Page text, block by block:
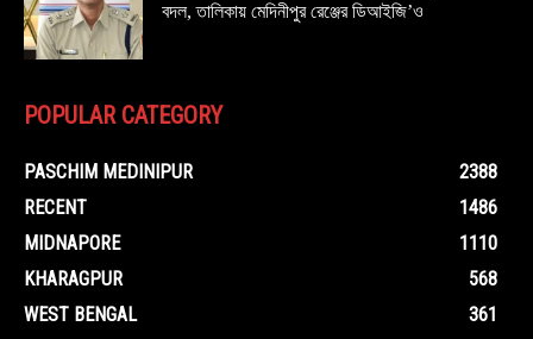
বদল, তালিকায় মেদিনীপুর রেঞ্জের ডিআইজি’ও
POPULAR CATEGORY
PASCHIM MEDINIPUR
2388
RECENT
1486
MIDNAPORE
1110
KHARAGPUR
568
WEST BENGAL
361